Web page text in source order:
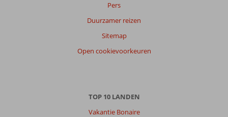
Pers
Duurzamer reizen
Sitemap
Open cookievoorkeuren
TOP 10 LANDEN
Vakantie Bonaire